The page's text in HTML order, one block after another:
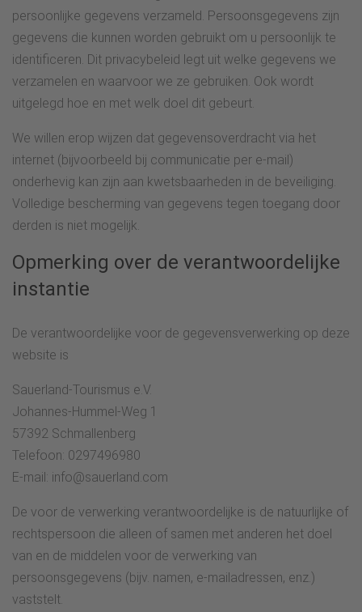
persoonlijke gegevens verzameld. Persoonsgegevens zijn
gegevens die kunnen worden gebruikt om u persoonlijk te
identificeren. Dit privacybeleid legt uit welke gegevens we
verzamelen en waarvoor we ze gebruiken. Ook wordt
uitgelegd hoe en met welk doel dit gebeurt.
We willen erop wijzen dat gegevensoverdracht via het
internet (bijvoorbeeld bij communicatie per e-mail)
onderhevig kan zijn aan kwetsbaarheden in de beveiliging.
Volledige bescherming van gegevens tegen toegang door
derden is niet mogelijk.
Opmerking over de verantwoordelijke
instantie
De verantwoordelijke voor de gegevensverwerking op deze
website is
Sauerland-Tourismus e.V.
Johannes-Hummel-Weg 1
57392 Schmallenberg
Telefoon: 0297496980
E-mail: info@sauerland.com
De voor de verwerking verantwoordelijke is de natuurlijke of
rechtspersoon die alleen of samen met anderen het doel
van en de middelen voor de verwerking van
persoonsgegevens (bijv. namen, e-mailadressen, enz.)
vaststelt.